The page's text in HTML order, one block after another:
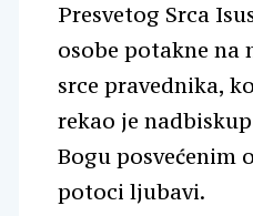
Presvetog Srca
osobe potakne na
srce pravednika,
rekao je
Bogu posvećenim
potoci ljubavi.